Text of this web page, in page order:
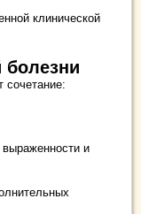
клинической
сочетание:
выраженности и